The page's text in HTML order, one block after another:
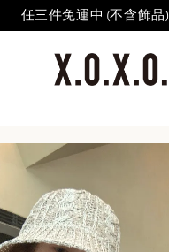
任三件免運中 (不含飾品)